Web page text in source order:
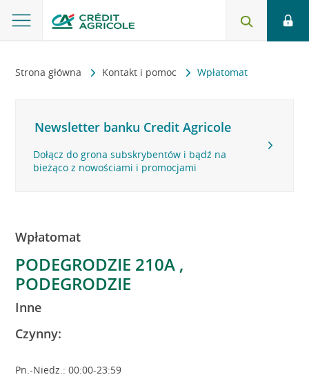
Strona główna Kontakt i pomoc Wpłatomat
Newsletter banku Credit Agricole
Dołącz do grona subskrybentów i bądź na
bieżąco z nowościami i promocjami
Wpłatomat
PODEGRODZIE 210A ,
PODEGRODZIE
Inne
Czynny:
Pn.-Niedz.: 00:00-23:59